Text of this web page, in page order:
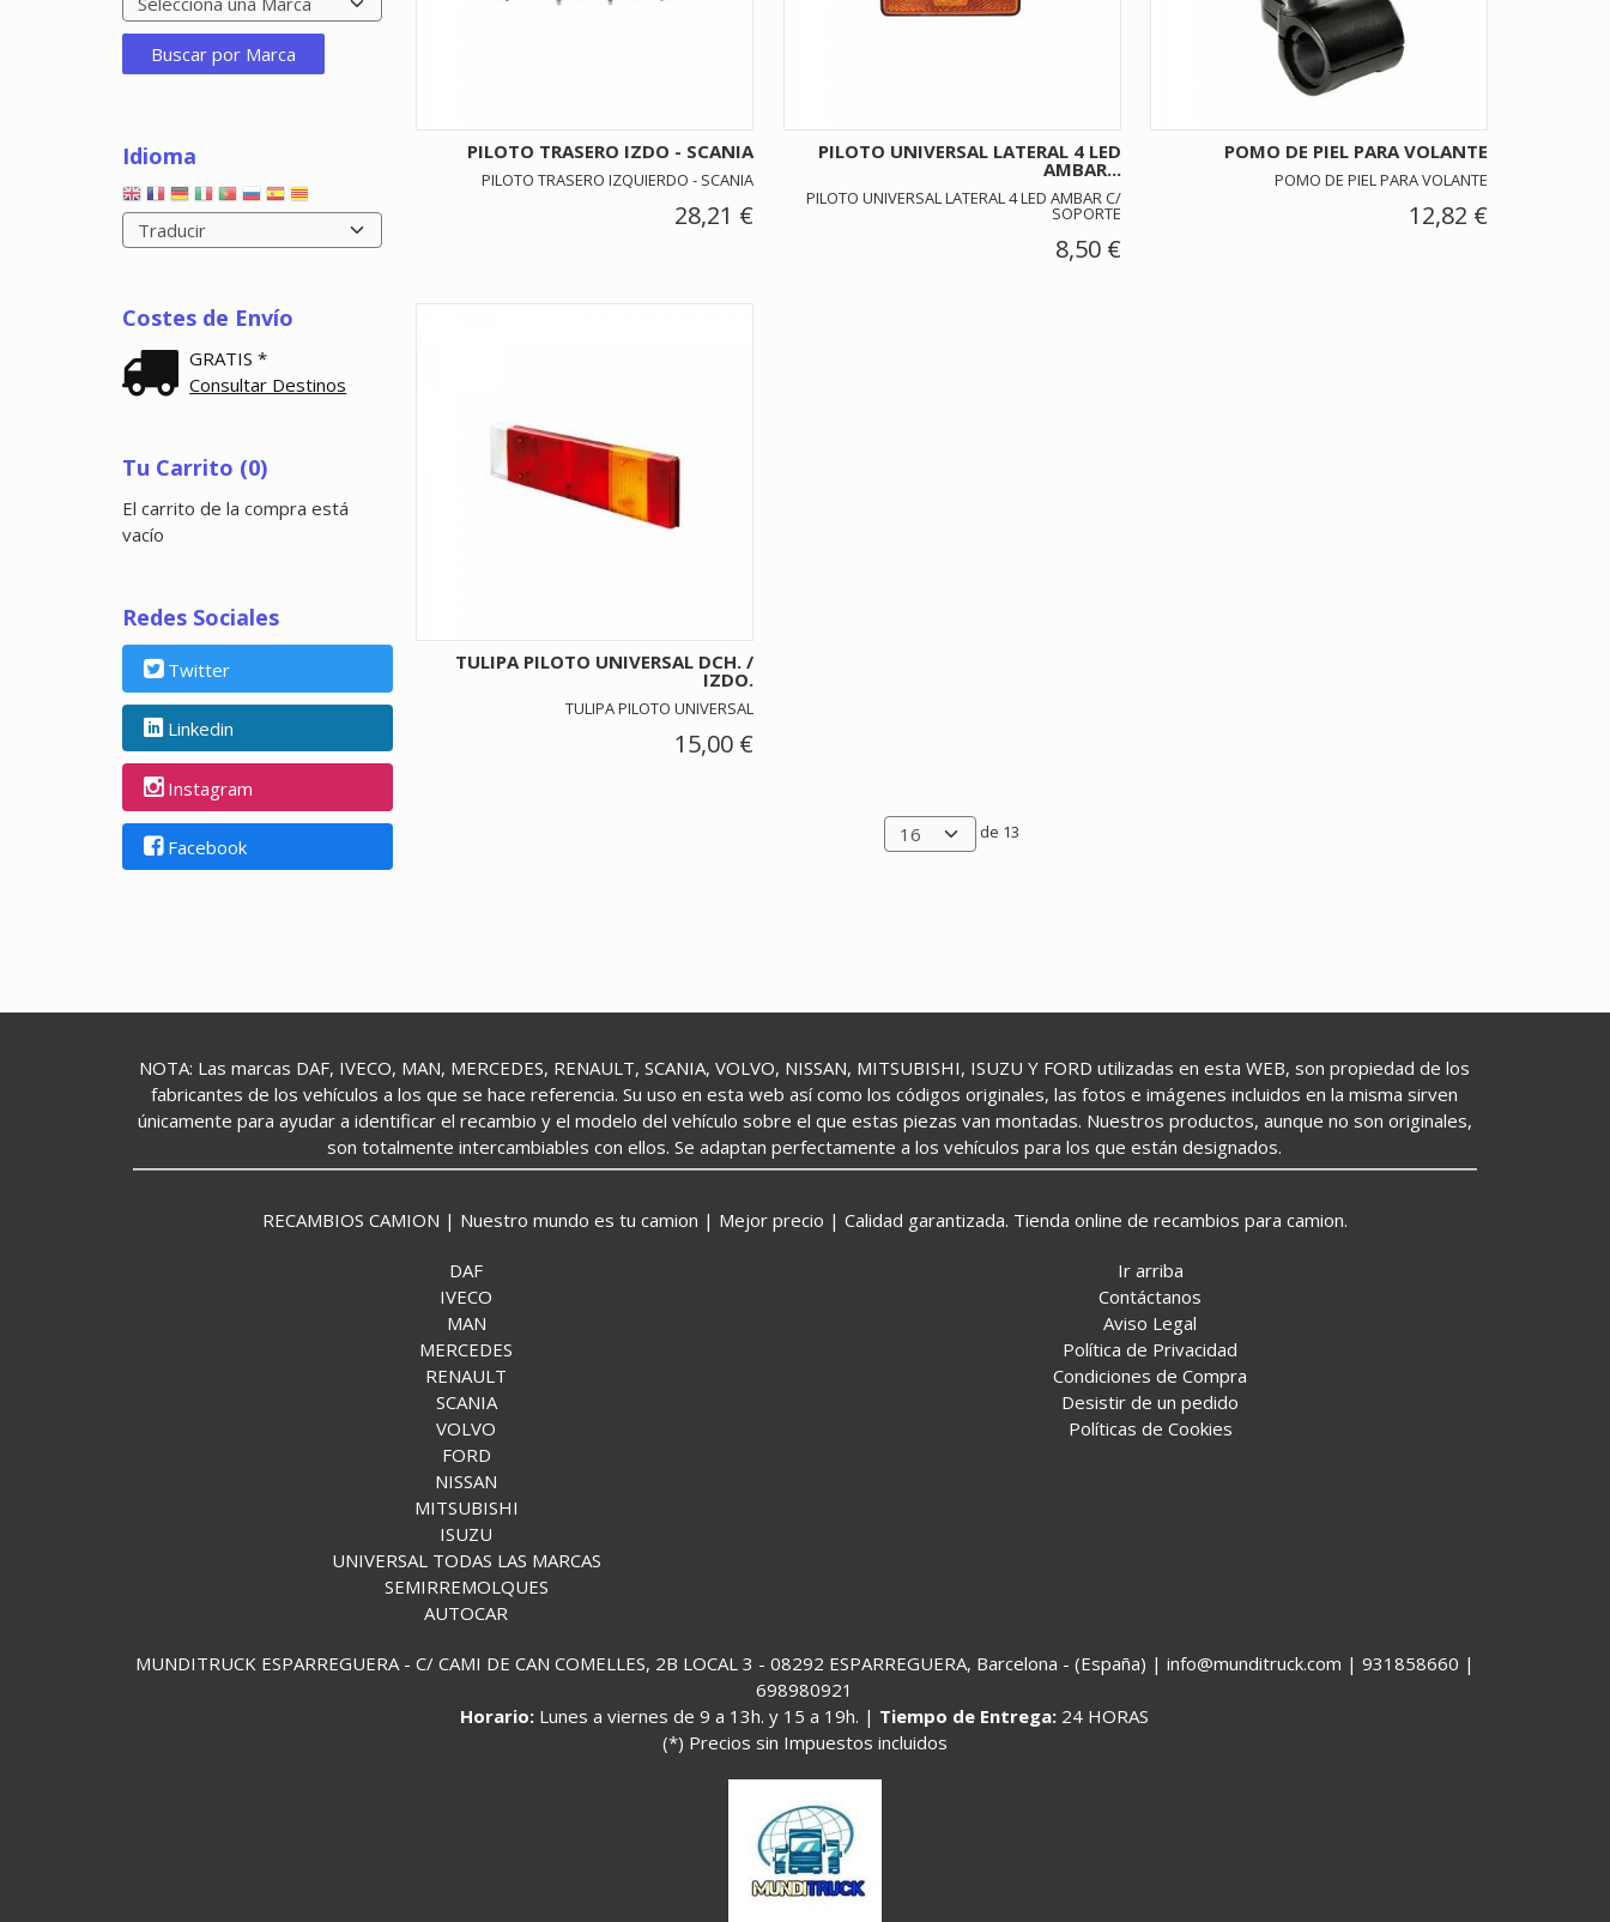
Idioma
Costes de Envío
GRATIS *
Consultar Destinos
Tu Carrito (0)
El carrito de la compra está
vacío
Redes Sociales
Twitter
Linkedin
Instagram
Facebook
PILOTO TRASERO IZDO - SCANIA
PILOTO TRASERO IZQUIERDO - SCANIA
28,21 €
PILOTO UNIVERSAL LATERAL 4 LED
AMBAR...
PILOTO UNIVERSAL LATERAL 4 LED AMBAR C/
SOPORTE
8,50 €
POMO DE PIEL PARA VOLANTE
POMO DE PIEL PARA VOLANTE
12,82 €
TULIPA PILOTO UNIVERSAL DCH. /
IZDO.
TULIPA PILOTO UNIVERSAL
15,00 €
de 13
NOTA: Las marcas DAF, IVECO, MAN, MERCEDES, RENAULT, SCANIA, VOLVO, NISSAN, MITSUBISHI, ISUZU Y FORD utilizadas en esta WEB, son propiedad de los
fabricantes de los vehículos a los que se hace referencia. Su uso en esta web así como los códigos originales, las fotos e imágenes incluidos en la misma sirven
únicamente para ayudar a identificar el recambio y el modelo del vehículo sobre el que estas piezas van montadas. Nuestros productos, aunque no son originales,
son totalmente intercambiables con ellos. Se adaptan perfectamente a los vehículos para los que están designados.
RECAMBIOS CAMION | Nuestro mundo es tu camion | Mejor precio | Calidad garantizada. Tienda online de recambios para camion.
DAF
IVECO
MAN
MERCEDES
RENAULT
SCANIA
VOLVO
FORD
NISSAN
MITSUBISHI
ISUZU
UNIVERSAL TODAS LAS MARCAS
SEMIRREMOLQUES
AUTOCAR
Ir arriba
Contáctanos
Aviso Legal
Política de Privacidad
Condiciones de Compra
Desistir de un pedido
Políticas de Cookies
MUNDITRUCK ESPARREGUERA - C/ CAMI DE CAN COMELLES, 2B LOCAL 3 - 08292 ESPARREGUERA, Barcelona - (España) | info@munditruck.com | 931858660 |
698980921
Horario: Lunes a viernes de 9 a 13h. y 15 a 19h. | Tiempo de Entrega: 24 HORAS
(*) Precios sin Impuestos incluidos